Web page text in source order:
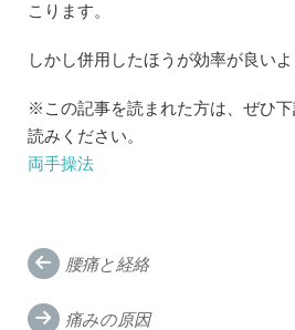
こります。
しかし併用したほうが効率が良いよ
※この記事を読まれた方は、ぜひ
読みください。
両手操法
Post
navigation
腰痛と経絡
痛みの原因